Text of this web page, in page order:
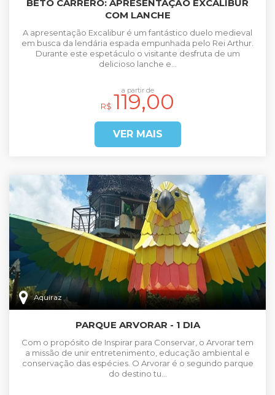
BETO CARRERO: APRESENTAÇÃO EXCALIBUR
COM LANCHE
A apresentação Excalibur é um fantástico duelo medieval
em busca da lendária espada empunhada pelo Rei Arthur.
Durante este espetáculo o visitante desfruta de um
delicioso lanche e...
a partir de
R$ 119,00
VER MAIS
Aquiraz
PARQUE ARVORAR - 1 DIA
Com o propósito de Inspirar para Conservar, o Arvorar tem
a missão de unir entretenimento, educação ambiental e
conservação das espécies. O Arvorar é o segundo parque
do destino tu...